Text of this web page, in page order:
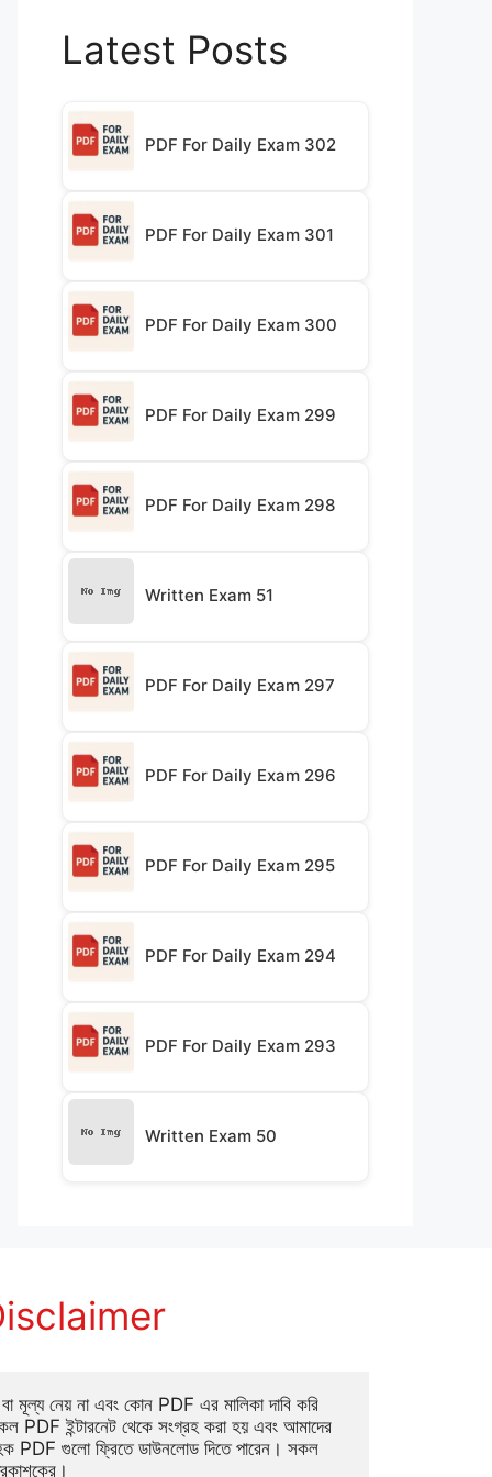
Latest Posts
PDF For Daily Exam 302
PDF For Daily Exam 301
PDF For Daily Exam 300
PDF For Daily Exam 299
PDF For Daily Exam 298
Written Exam 51
PDF For Daily Exam 297
PDF For Daily Exam 296
PDF For Daily Exam 295
PDF For Daily Exam 294
PDF For Daily Exam 293
Written Exam 50
মূল্য নেয় না এবং কোন PDF এর মালিকা দাবি করি
PDF ইন্টারনেট থেকে সংগ্রহ করা হয় এবং আমাদের
PDF গুলো ফ্রিতে ডাউনলোড দিতে পারেন। সকল